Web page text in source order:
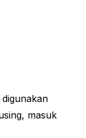
masuk